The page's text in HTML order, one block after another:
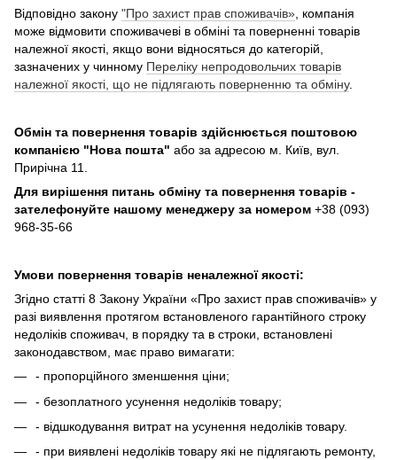
Відповідно закону "Про захист прав споживачів» , компанія
може відмовити споживачеві в обміні та поверненні товарів
належної якості, якщо вони відносяться до категорій,
зазначених у чинному Переліку непродовольчих товарів
належної якості, що не підлягають поверненню та обміну.
Обмін та повернення товарів здійснюється поштовою
компанією "Нова пошта" або за адресою м. Київ, вул.
Прирічна 11.
Для вирішення питань обміну та повернення товарів -
зателефонуйте нашому менеджеру за номером +38 (093)
968-35-66
Умови повернення товарів неналежної якості:
Згідно статті 8 Закону України «Про захист прав споживачів» у
разі виявлення протягом встановленого гарантійного строку
недоліків споживач, в порядку та в строки, встановлені
законодавством, має право вимагати:
- пропорційного зменшення ціни;
- безоплатного усунення недоліків товару;
- відшкодування витрат на усунення недоліків товару.
- при виявлені недоліків товару які не підлягають ремонту,